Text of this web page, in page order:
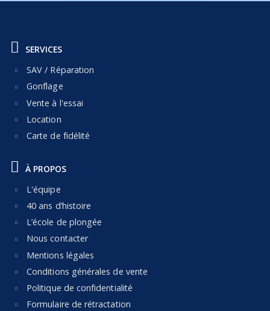
SERVICES
SAV / Réparation
Gonflage
Vente à l'essai
Location
Carte de fidélité
À PROPOS
L'équipe
40 ans d’histoire
L’école de plongée
Nous contacter
Mentions légales
Conditions générales de vente
Politique de confidentialité
Formulaire de rétractation